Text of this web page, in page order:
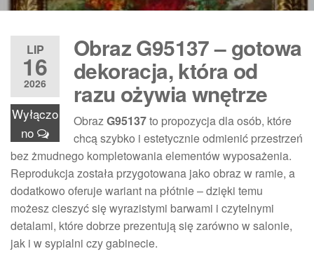
LIP
16
2026
Wyłączo
no
Obraz G95137 – gotowa
dekoracja, która od
razu ożywia wnętrze
ObrazG95137to propozycja dla osób, które
chcą szybko i estetycznie odmienić przestrzeń
bez żmudnego kompletowania elementów wyposażenia.
Reprodukcja została przygotowana jako obraz w ramie, a
dodatkowo oferuje wariant na płótnie – dzięki temu
możesz cieszyć się wyrazistymi barwami i czytelnymi
detalami, które dobrze prezentują się zarówno w salonie,
jak i w sypialni czy gabinecie.